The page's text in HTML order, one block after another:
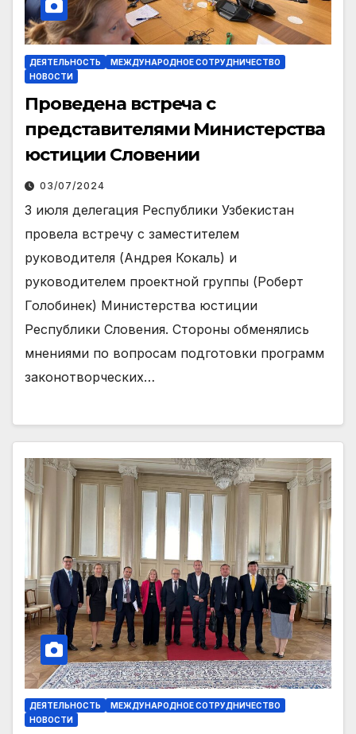
ДЕЯТЕЛЬНОСТЬ
МЕЖДУНАРОДНОЕ СОТРУДНИЧЕСТВО
НОВОСТИ
Проведена встреча с
представителями Министерства
юстиции Словении
03/07/2024
3 июля делегация Республики Узбекистан
провела встречу с заместителем
руководителя (Андрея Кокаль) и
руководителем проектной группы (Роберт
Голобинек) Министерства юстиции
Республики Словения. Стороны обменялись
мнениями по вопросам подготовки программ
законотворческих…
ДЕЯТЕЛЬНОСТЬ
МЕЖДУНАРОДНОЕ СОТРУДНИЧЕСТВО
НОВОСТИ